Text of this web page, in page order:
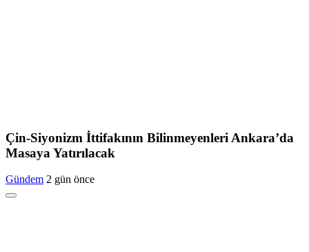
Çin-Siyonizm İttifakının Bilinmeyenleri Ankara’da
Masaya Yatırılacak
Gündem 2 gün önce